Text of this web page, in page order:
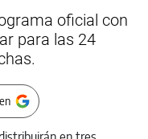
oficial con
para las 24